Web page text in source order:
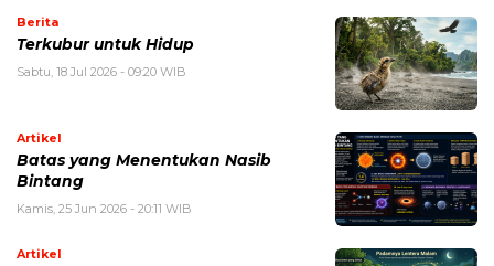
Berita
Terkubur untuk Hidup
Sabtu, 18 Jul 2026 - 09:20 WIB
Artikel
Batas yang Menentukan Nasib
Bintang
Kamis, 25 Jun 2026 - 20:11 WIB
Artikel